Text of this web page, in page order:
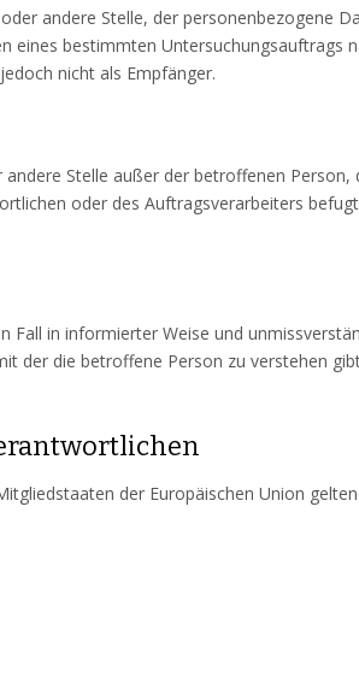
andere Stelle, der personenbezogene
eines bestimmten Untersuchungsauftrags
nicht als Empfänger.
Stelle außer der betroffenen
oder des Auftragsverarbeiters
in informierter Weise und
der die betroffene Person zu verstehen
der Europäischen Union